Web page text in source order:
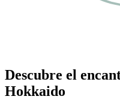
Descubre el
Hokkaido